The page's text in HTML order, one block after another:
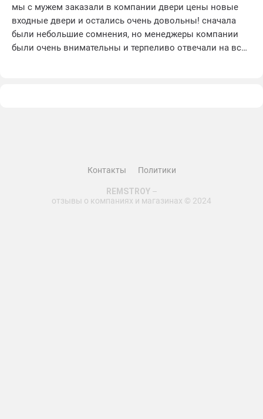
мы с мужем заказали в компании двери цены новые
входные двери и остались очень довольны! сначала
были небольшие сомнения, но менеджеры компании
были очень внимательны и терпеливо отвечали на все
Контакты Политики
REMSTROY–
отзывы о компаниях и магазинах © 2024